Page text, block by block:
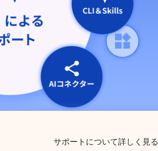
サポートについて詳しく見る